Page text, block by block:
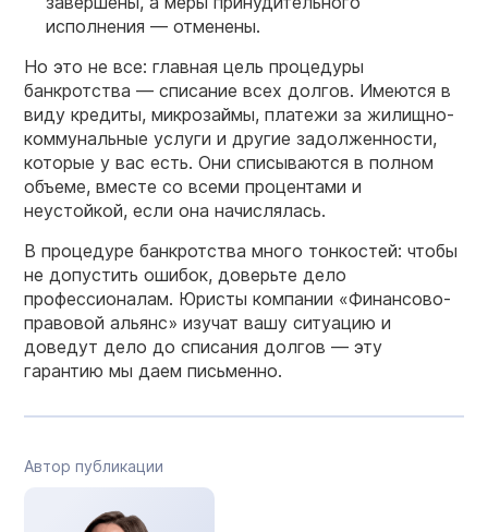
исполнения — отменены.
Но это не все: главная цель процедуры
банкротства — списание всех долгов. Имеются в
виду кредиты, микрозаймы, платежи за жилищно-
коммунальные услуги и другие задолженности,
которые у вас есть. Они списываются в полном
объеме, вместе со всеми процентами и
неустойкой, если она начислялась.
В процедуре банкротства много тонкостей: чтобы
не допустить ошибок, доверьте дело
профессионалам. Юристы компании «Финансово-
правовой альянс» изучат вашу ситуацию и
доведут дело до списания долгов — эту
гарантию мы даем письменно.
Автор публикации